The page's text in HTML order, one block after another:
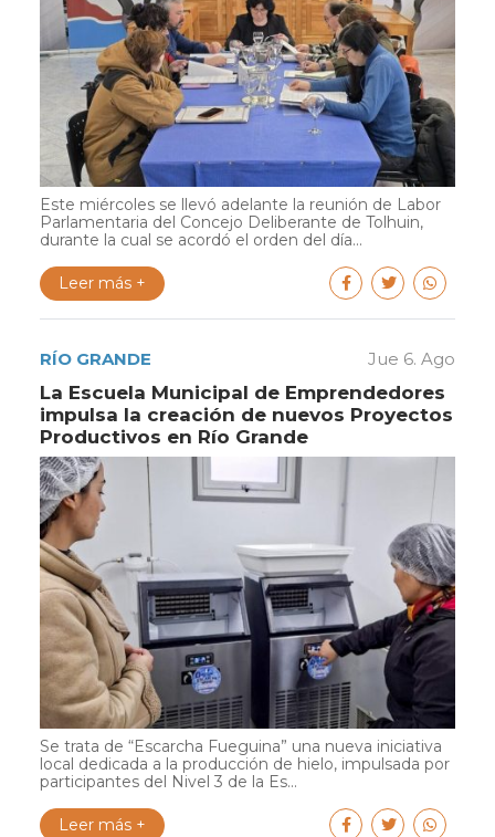
Este miércoles se llevó adelante la reunión de Labor
Parlamentaria del Concejo Deliberante de Tolhuin,
durante la cual se acordó el orden del día...
Leer más +
RÍO GRANDE Jue 6. Ago
La Escuela Municipal de Emprendedores
impulsa la creación de nuevos Proyectos
Productivos en Río Grande
Se trata de “Escarcha Fueguina” una nueva iniciativa
local dedicada a la producción de hielo, impulsada por
participantes del Nivel 3 de la Es...
Leer más +